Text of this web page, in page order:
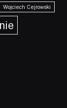
Wojciech Cejrowski